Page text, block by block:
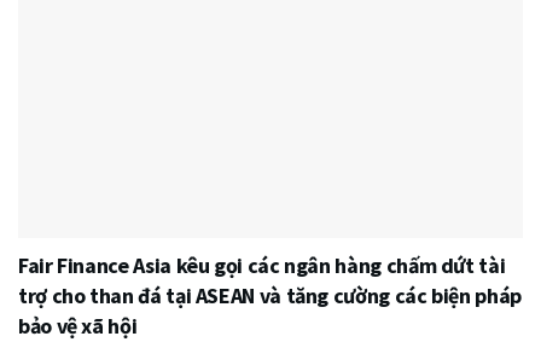
Fair Finance Asia kêu gọi các ngân hàng chấm dứt tài
trợ cho than đá tại ASEAN và tăng cường các biện pháp
bảo vệ xã hội